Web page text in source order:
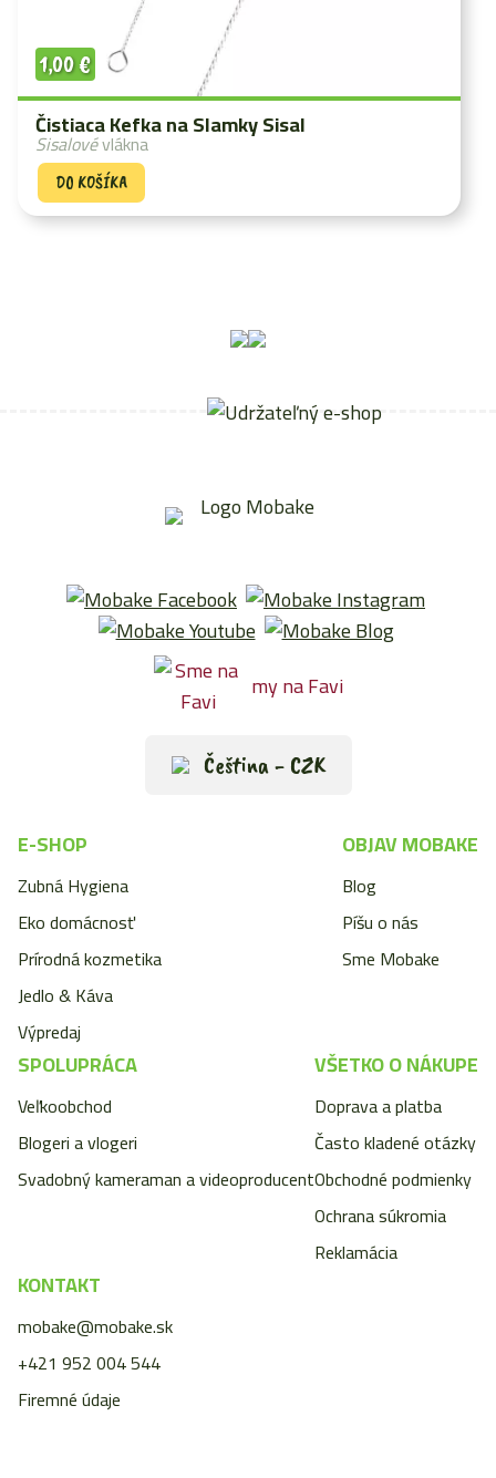
Čistiaca Kefka na Slamky Sisal
1,00€
Sisalovévlákna
DO KOŠÍKA
my na Favi
Čeština - CZK
E-SHOP
Zubná Hygiena
Eko domácnosť
Prírodná kozmetika
Jedlo & Káva
Výpredaj
OBJAV MOBAKE
Blog
Píšu o nás
Sme Mobake
SPOLUPRÁCA
Veľkoobchod
Blogeri a vlogeri
Svadobný kameraman a videoproducent
VŠETKO O NÁKUPE
Doprava a platba
Často kladené otázky
Obchodné podmienky
Ochrana súkromia
Reklamácia
KONTAKT
mobake@mobake.sk
+421 952 004 544
Firemné údaje